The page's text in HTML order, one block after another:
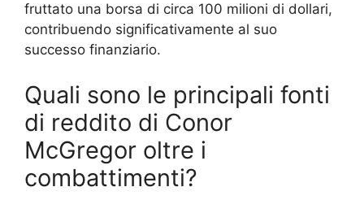
fruttato una borsa di circa 100 milioni di dollari,
contribuendo significativamente al suo
successo finanziario.
Quali sono le principali fonti
di reddito di Conor
McGregor oltre i
combattimenti?